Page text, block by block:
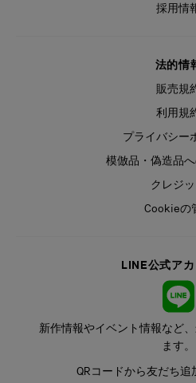
採用情
法的情
販売規
利用規
プライバシー
模倣品・偽造品
クレジッ
Cookieの
LINE公式ア
新作情報やイベント情報など
ます。
QRコードから友だち追